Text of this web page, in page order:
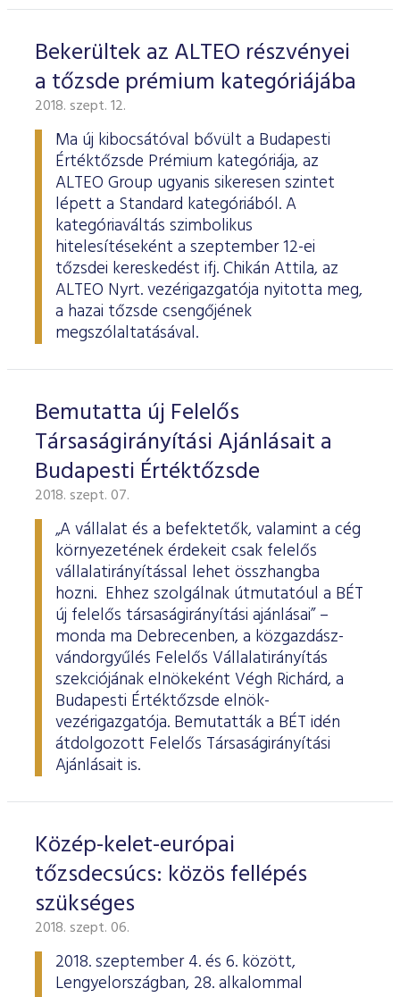
Bekerültek az ALTEO részvényei
a tőzsde prémium kategóriájába
2018. szept. 12.
Ma új kibocsátóval bővült a Budapesti
Értéktőzsde Prémium kategóriája, az
ALTEO Group ugyanis sikeresen szintet
lépett a Standard kategóriából. A
kategóriaváltás szimbolikus
hitelesítéseként a szeptember 12-ei
tőzsdei kereskedést ifj. Chikán Attila, az
ALTEO Nyrt. vezérigazgatója nyitotta meg,
a hazai tőzsde csengőjének
megszólaltatásával.
Bemutatta új Felelős
Társaságirányítási Ajánlásait a
Budapesti Értéktőzsde
2018. szept. 07.
„A vállalat és a befektetők, valamint a cég
környezetének érdekeit csak felelős
vállalatirányítással lehet összhangba
hozni. Ehhez szolgálnak útmutatóul a BÉT
új felelős társaságirányítási ajánlásai” –
monda ma Debrecenben, a közgazdász-
vándorgyűlés Felelős Vállalatirányítás
szekciójának elnökeként Végh Richárd, a
Budapesti Értéktőzsde elnök-
vezérigazgatója. Bemutatták a BÉT idén
átdolgozott Felelős Társaságirányítási
Ajánlásait is.
Közép-kelet-európai
tőzsdecsúcs: közös fellépés
szükséges
2018. szept. 06.
2018. szeptember 4. és 6. között,
Lengyelországban, 28. alkalommal